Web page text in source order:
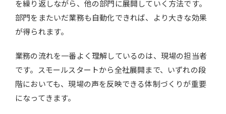
を繰り返しながら、他の部門に展開していく方法です。
部門をまたいだ業務も自動化できれば、より大きな効果
が得られます。
業務の流れを一番よく理解しているのは、現場の担当者
です。スモールスタートから全社展開まで、いずれの段
階においても、現場の声を反映できる体制づくりが重要
になってきます。